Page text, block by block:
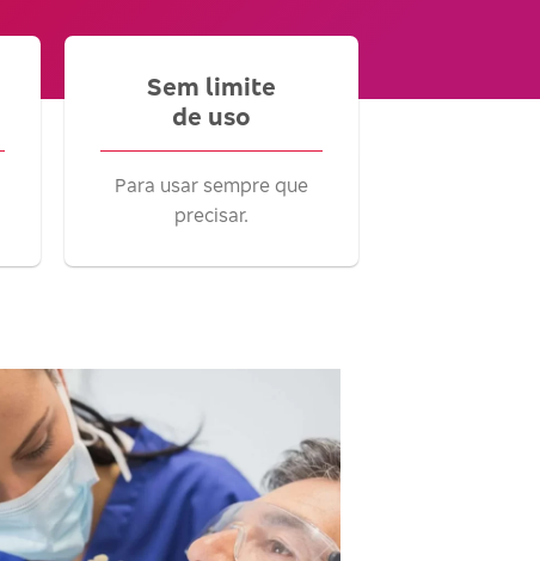
Sem limite
de uso
Para usar sempre que
precisar.